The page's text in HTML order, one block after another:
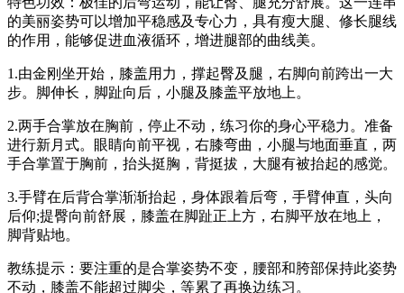
的美丽姿势可以增加平稳感及专心力，具有瘦大腿、修长腿线
的作用，能够促进血液循环，增进腿部的曲线美。
1.由金刚坐开始，膝盖用力，撑起臀及腿，右脚向前跨出一大
步。脚伸长，脚趾向后，小腿及膝盖平放地上。
2.两手合掌放在胸前，停止不动，练习你的身心平稳力。准备
进行新月式。眼睛向前平视，右膝弯曲，小腿与地面垂直，两
手合掌置于胸前，抬头挺胸，背挺拔，大腿有被抬起的感觉。
3.手臂在后背合掌渐渐抬起，身体跟着后弯，手臂伸直，头向
后仰;提臀向前舒展，膝盖在脚趾正上方，右脚平放在地上，
脚背贴地。
教练提示：要注重的是合掌姿势不变，腰部和胯部保持此姿势
不动，膝盖不能超过脚尖，等累了再换边练习。